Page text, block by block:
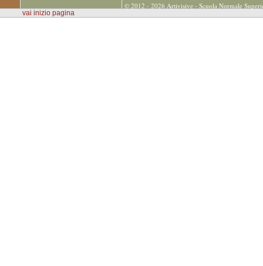
© 2012 - 2026 Artivisive - Scuola Normale
vai inizio pagina